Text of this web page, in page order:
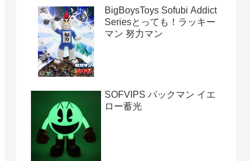
BigBoysToys Sofubi Addict
Seriesとっても！ラッキー
マン 努力マン
SOFVIPS パックマン イエ
ロー蓄光